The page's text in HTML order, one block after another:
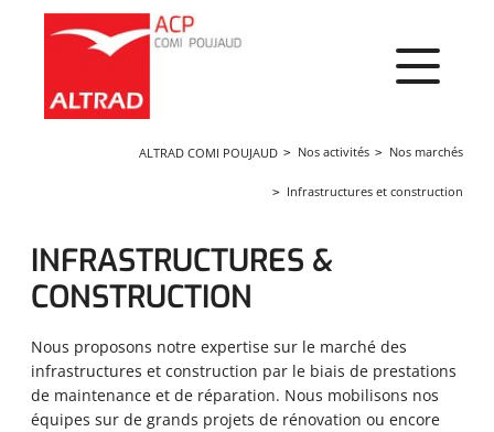
ALTRAD COMI POUJAUD Nos activités Nos marchés
Infrastructures et construction
INFRASTRUCTURES &
CONSTRUCTION
Nous proposons notre expertise sur le marché des
infrastructures et construction par le biais de prestations
de maintenance et de réparation. Nous mobilisons nos
équipes sur de grands projets de rénovation ou encore
Panneau de gestion des cookies